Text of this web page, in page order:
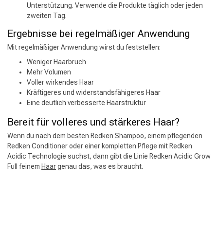
Friseurwahl
Unterstützung. Verwende die Produkte täglich oder jeden
zweiten Tag.
Ergebnisse bei regelmäßiger Anwendung
Mit regelmäßiger Anwendung wirst du feststellen:
Weniger Haarbruch
Mehr Volumen
Voller wirkendes Haar
Kräftigeres und widerstandsfähigeres Haar
Eine deutlich verbesserte Haarstruktur
Bereit für volleres und stärkeres Haar?
Wenn du nach dem besten Redken Shampoo, einem pflegenden
Redken Conditioner oder einer kompletten Pflege mit Redken
Acidic Technologie suchst, dann gibt die Linie Redken Acidic Grow
Full feinem Haargenau das, was es braucht.